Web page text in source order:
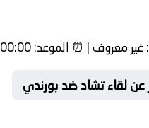
غير معروف | ⏰ الموعد:
لقاء تشاد ضد بورندي